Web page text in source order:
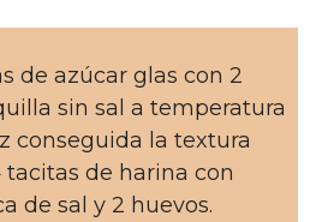
de azúcar glas con 2
sin sal a temperatura
conseguida la textura
de harina con
de sal y 2 huevos.